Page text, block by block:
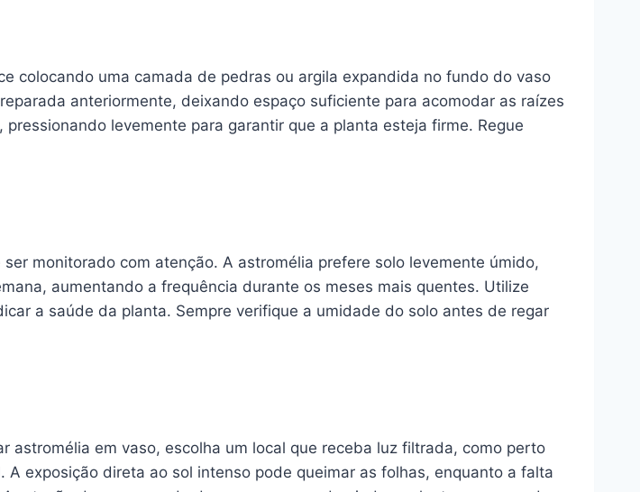
colocando uma camada de pedras ou argila expandida no fundo do vaso
anteriormente, deixando espaço suficiente para acomodar as raízes
levemente para garantir que a planta esteja firme. Regue
monitorado com atenção. A astromélia prefere solo levemente úmido,
aumentando a frequência durante os meses mais quentes. Utilize
a saúde da planta. Sempre verifique a umidade do solo antes de regar
em vaso, escolha um local que receba luz filtrada, como perto
exposição direta ao sol intenso pode queimar as folhas, enquanto a falta